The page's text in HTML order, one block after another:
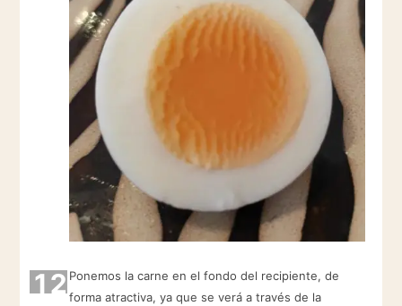
12 Ponemos la carne en el fondo del recipiente, de
forma atractiva, ya que se verá a través de la